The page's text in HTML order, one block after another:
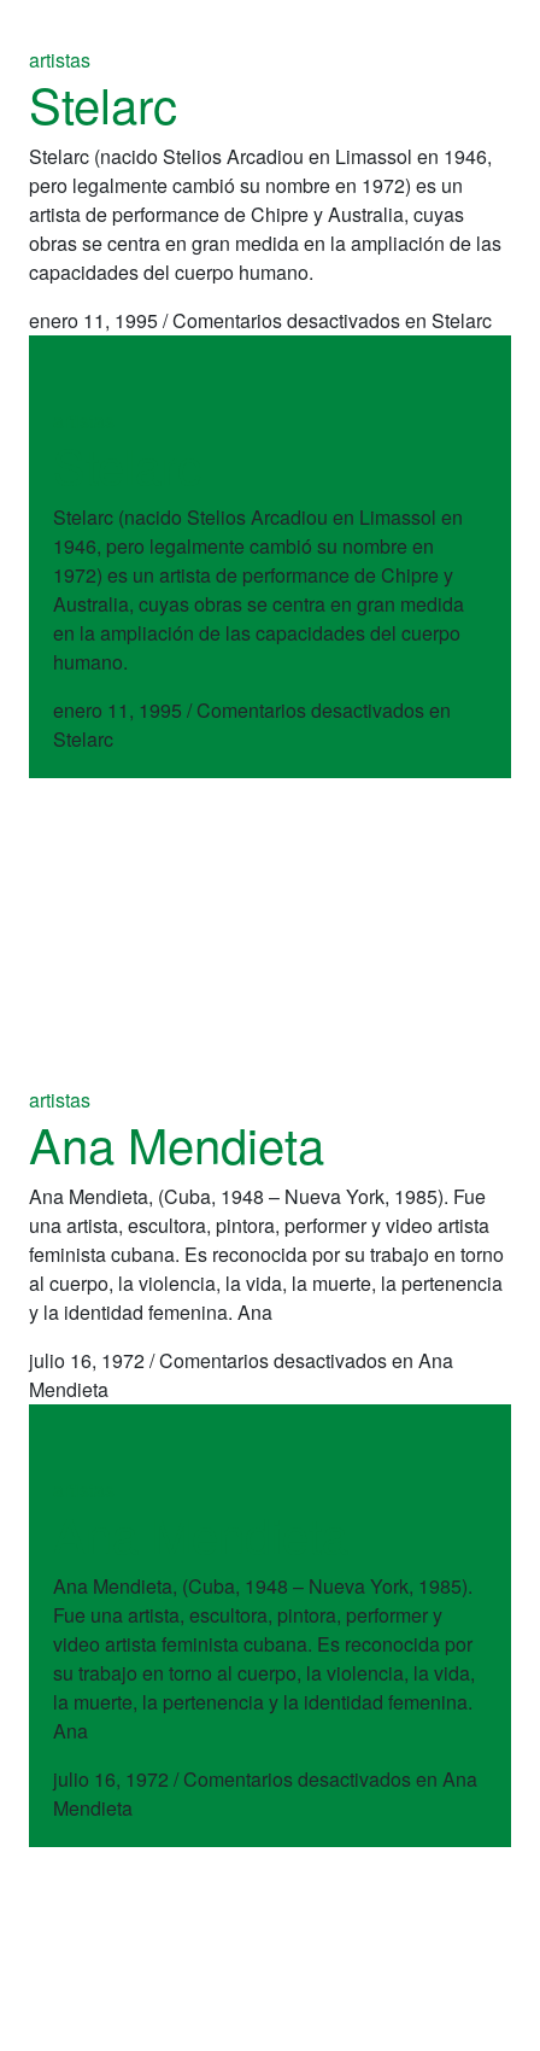
artistas
Stelarc
Stelarc (nacido Stelios Arcadiou en Limassol en 1946,
pero legalmente cambió su nombre en 1972) es un
artista de performance de Chipre y Australia, cuyas
obras se centra en gran medida en la ampliación de las
capacidades del cuerpo humano.
enero 11, 1995/Comentarios desactivadosen Stelarc
Stelarc (nacido Stelios Arcadiou en Limassol en
1946, pero legalmente cambió su nombre en
1972) es un artista de performance de Chipre y
Australia, cuyas obras se centra en gran medida
en la ampliación de las capacidades del cuerpo
humano.
enero 11, 1995 / Comentarios desactivadosen
Stelarc
artistas
Ana Mendieta
Ana Mendieta, (Cuba, 1948 – Nueva York, 1985). Fue
una artista, escultora, pintora, performer y video artista
feminista cubana. Es reconocida por su trabajo en torno
al cuerpo, la violencia, la vida, la muerte, la pertenencia
y la identidad femenina. Ana
julio 16, 1972/Comentarios desactivadosen Ana
Mendieta
Ana Mendieta, (Cuba, 1948 – Nueva York, 1985).
Fue una artista, escultora, pintora, performer y
video artista feminista cubana. Es reconocida por
su trabajo en torno al cuerpo, la violencia, la vida,
la muerte, la pertenencia y la identidad femenina.
Ana
julio 16, 1972 / Comentarios desactivadosen Ana
Mendieta